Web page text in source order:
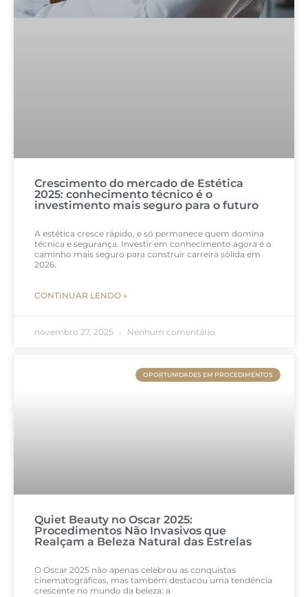
Crescimento do mercado de Estética
2025: conhecimento técnico é o
investimento mais seguro para o futuro
A estética cresce rápido, e só permanece quem domina
técnica e segurança. Investir em conhecimento agora é o
caminho mais seguro para construir carreira sólida em
2026.
CONTINUAR LENDO »
novembro 27, 2025 Nenhum comentário
OPORTUNIDADES EM PROCEDIMENTOS
Quiet Beauty no Oscar 2025:
Procedimentos Não Invasivos que
Realçam a Beleza Natural das Estrelas
O Oscar 2025 não apenas celebrou as conquistas
cinematográficas, mas também destacou uma tendência
crescente no mundo da beleza: a